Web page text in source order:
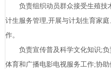
负责组织动员群众接受生殖技
计生服务管理,开展与计划生育家
作。
负责宣传普及科学文化知识;负
体育和广播电影电视服务工作;协